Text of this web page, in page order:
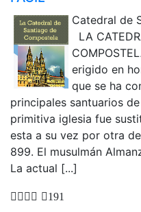
Catedral de
LA
erigido en
que se ha
principales santuarios
primitiva iglesia fue
esta a su vez por otra
899. El musulmán
La actual [...]
191